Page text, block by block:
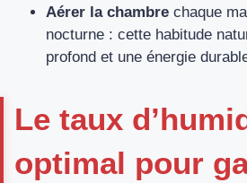
Aérer la chambre chaque
nocturne : cette habitude
profond et une énergie
Le taux
optimal pour